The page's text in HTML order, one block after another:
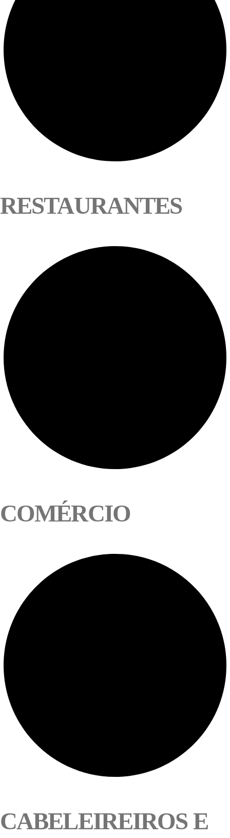
RESTAURANTES
COMÉRCIO
CABELEIREIROS E